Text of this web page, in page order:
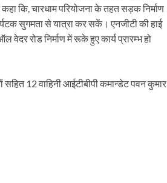
कि, चारधाम परियोजना के तहत सड़क निर्माण
सुगमता से यात्रा कर सकें। एनजीटी की हाई
वेदर रोड निर्माण में रूके हुए कार्य प्रारम्भ हो
12 वाहिनी आईटीबीपी कमान्डेट पवन कुमार